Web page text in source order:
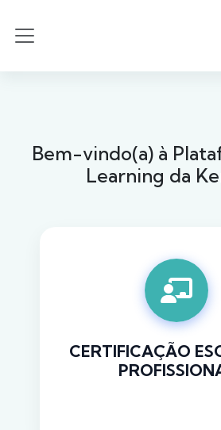
Bem-vindo(a) à
Learning da
CERTIFICAÇÃO